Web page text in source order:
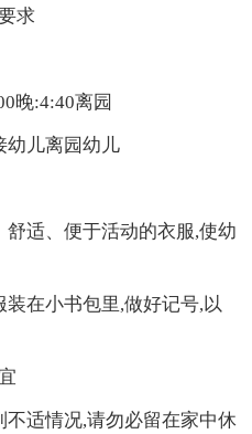
求
晚:4:40离园
幼儿离园幼儿
适、便于活动的衣服,使幼
在小书包里,做好记号,以
不适情况,请勿必留在家中休